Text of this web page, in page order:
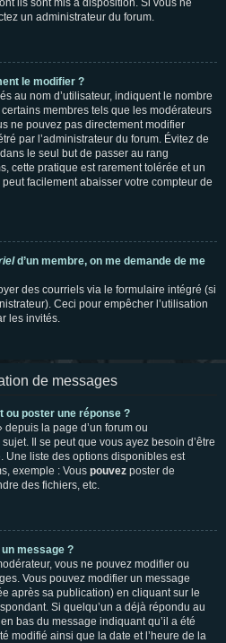
ils sont mis à disposition. Si vous ne
un administrateur du forum.
le modifier ?
au nom d’utilisateur, indiquent le nombre
membres tels que les modérateurs
ne pouvez pas directement modifier
par l’administrateur du forum. Évitez de
le seul but de passer au rang
cette pratique est rarement tolérée et un
facilement abaisser votre compteur de
d’un membre, on me demande de me
des courriels via le formulaire intégré (si
Ceci pour empêcher l’utilisation
les invités.
de messages
ou poster une réponse ?
la page d’un forum ou
Il se peut que vous ayez besoin d’être
Une liste des options disponibles est
exemple : Vous pouvez poster de
des fichiers, etc.
message ?
vous ne pouvez modifier ou
Vous pouvez modifier un message
après sa publication) en cliquant sur le
Si quelqu’un a déjà répondu au
bas du message indiquant qu’il a été
modifié ainsi que la date et l’heure de la